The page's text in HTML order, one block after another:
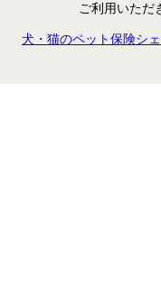
ご利用いただ
犬・猫のペット保険シ